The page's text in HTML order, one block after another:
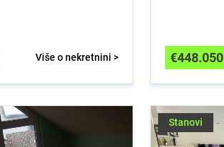
Više o nekretnini > €448.050
Stanovi